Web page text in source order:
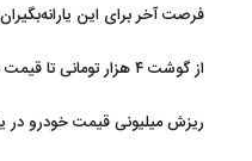
فرصت آخر برای این
از گوشت ۴ هزار تومانی تا قیمت میلیونی؛ مقصر گرانی امروز کیست؟